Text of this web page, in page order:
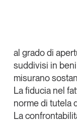
al grado di
suddivisi in
misurano
La fiducianel
norme di tutela
La